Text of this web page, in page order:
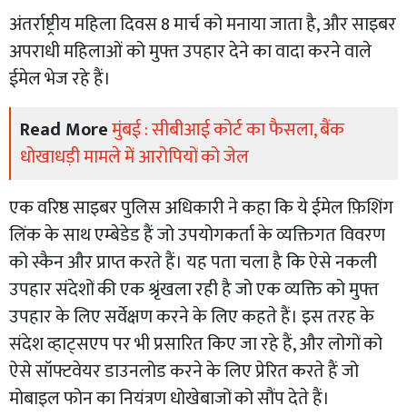
अंतर्राष्ट्रीय महिला दिवस 8 मार्च को मनाया जाता है, और साइबर
अपराधी महिलाओं को मुफ्त उपहार देने का वादा करने वाले
ईमेल भेज रहे हैं।
Read Moreमुंबई : सीबीआई कोर्ट का फैसला, बैंक
धोखाधड़ी मामले में आरोपियों को जेल
एक वरिष्ठ साइबर पुलिस अधिकारी ने कहा कि ये ईमेल फ़िशिंग
लिंक के साथ एम्बेडेड हैं जो उपयोगकर्ता के व्यक्तिगत विवरण
को स्कैन और प्राप्त करते हैं। यह पता चला है कि ऐसे नकली
उपहार संदेशों की एक श्रृंखला रही है जो एक व्यक्ति को मुफ्त
उपहार के लिए सर्वेक्षण करने के लिए कहते हैं। इस तरह के
संदेश व्हाट्सएप पर भी प्रसारित किए जा रहे हैं, और लोगों को
ऐसे सॉफ्टवेयर डाउनलोड करने के लिए प्रेरित करते हैं जो
मोबाइल फोन का नियंत्रण धोखेबाजों को सौंप देते हैं।